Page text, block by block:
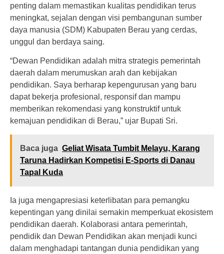
penting dalam memastikan kualitas pendidikan terus
meningkat, sejalan dengan visi pembangunan sumber
daya manusia (SDM) Kabupaten Berau yang cerdas,
unggul dan berdaya saing.
“Dewan Pendidikan adalah mitra strategis pemerintah
daerah dalam merumuskan arah dan kebijakan
pendidikan. Saya berharap kepengurusan yang baru
dapat bekerja profesional, responsif dan mampu
memberikan rekomendasi yang konstruktif untuk
kemajuan pendidikan di Berau,” ujar Bupati Sri.
Baca juga Geliat Wisata Tumbit Melayu, Karang
Taruna Hadirkan Kompetisi E-Sports di Danau
Tapal Kuda
Ia juga mengapresiasi keterlibatan para pemangku
kepentingan yang dinilai semakin memperkuat ekosistem
pendidikan daerah. Kolaborasi antara pemerintah,
pendidik dan Dewan Pendidikan akan menjadi kunci
dalam menghadapi tantangan dunia pendidikan yang